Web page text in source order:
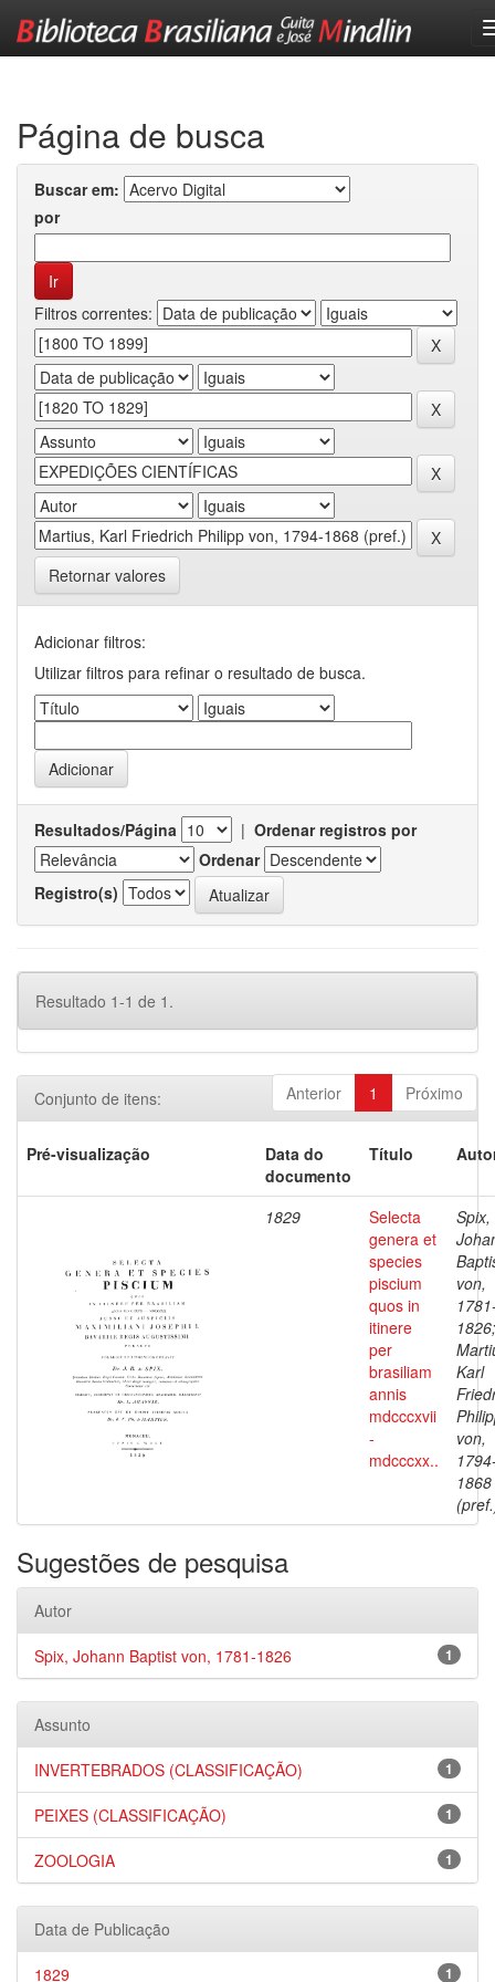
Página de busca
Buscar em:
por
Filtros correntes:
Retornar valores
Adicionar filtros:
Utilizar filtros para refinar o resultado de busca.
Resultados/Página | Ordenar registros por
Ordenar
Registro(s)
Resultado 1-1 de 1.
Anterior 1 Próximo
Conjunto de itens:
Pré-visualização
Data do
documento
Título
1829
Selecta
genera et
species
piscium
quos in
itinere
per
brasiliam
annis
mdcccxvii
-
mdcccxx..
Spix,
von,
1826;
Karl
von,
1868
Sugestões de pesquisa
Autor
1
Spix, Johann Baptist von, 1781-1826
Assunto
1
INVERTEBRADOS (CLASSIFICAÇÃO)
1
PEIXES (CLASSIFICAÇÃO)
1
ZOOLOGIA
Data de Publicação
1
1829